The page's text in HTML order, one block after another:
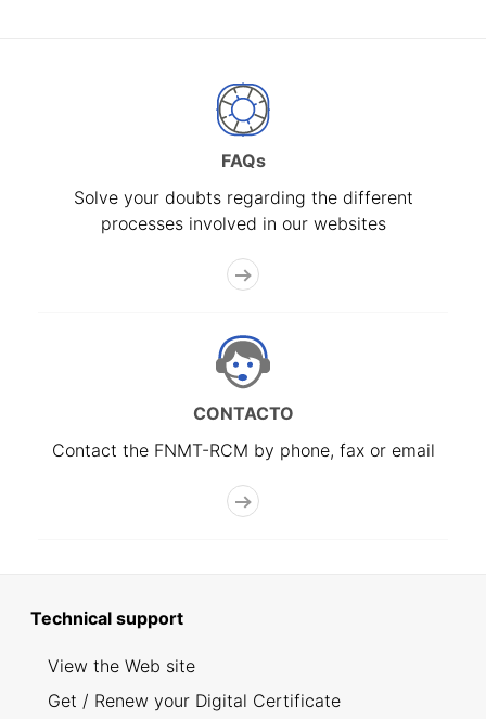
FAQs
Solve your doubts regarding the different
processes involved in our websites
CONTACTO
Contact the FNMT-RCM by phone, fax or email
Technical support
View the Web site
Get / Renew your Digital Certificate